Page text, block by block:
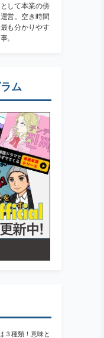
して本業の傍
営。空き時間
も分かりやす
。
ム
３種類！意味と